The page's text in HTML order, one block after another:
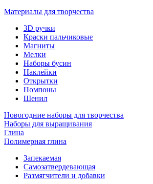
Материалы для творчества
3D ручки
Краски пальчиковые
Магниты
Мелки
Наборы бусин
Наклейки
Открытки
Помпоны
Шенил
Новогодние наборы для творчества
Наборы для выращивания
Глина
Полимерная глина
Запекаемая
Самозатвердевающая
Размягчители и добавки